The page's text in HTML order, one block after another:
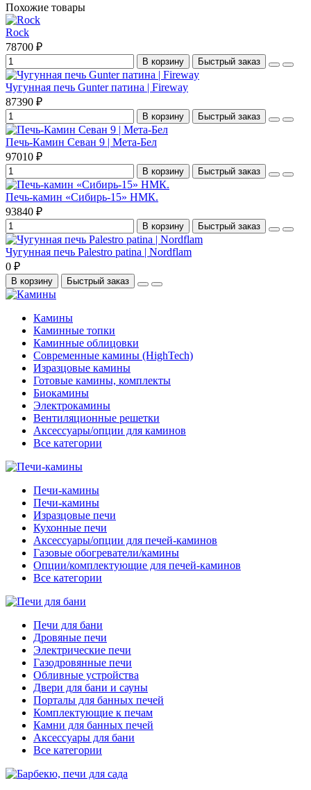
Похожие товары
Rock
78700 ₽
В корзину Быстрый заказ
Чугунная печь Gunter патина | Fireway
87390 ₽
В корзину Быстрый заказ
Печь-Камин Севан 9 | Мета-Бел
97010 ₽
В корзину Быстрый заказ
Печь-камин «Сибирь-15» НМК.
93840 ₽
В корзину Быстрый заказ
Чугунная печь Palestro patina | Nordflam
0 ₽
В корзину Быстрый заказ
Камины
Каминные топки
Каминные облицовки
Современные камины (HighTech)
Изразцовые камины
Готовые камины, комплекты
Биокамины
Электрокамины
Вентиляционные решетки
Аксессуары/опции для каминов
Все категории
Печи-камины
Печи-камины
Изразцовые печи
Кухонные печи
Аксессуары/опции для печей-каминов
Газовые обогреватели/камины
Опции/комплектующие для печей-каминов
Все категории
Печи для бани
Дровяные печи
Электрические печи
Газодровянные печи
Обливные устройства
Двери для бани и сауны
Порталы для банных печей
Комплектующие к печам
Камни для банных печей
Аксессуары для бани
Все категории